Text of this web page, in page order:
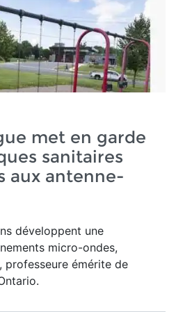
met en garde
sanitaires
aux antenne-
développent une
micro-ondes,
professeure émérite de